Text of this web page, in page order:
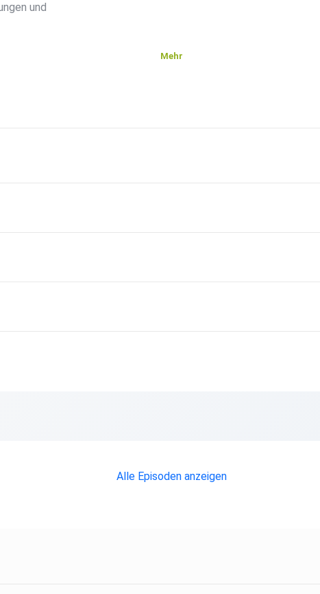
und
Mehr
Alle Episoden anzeigen